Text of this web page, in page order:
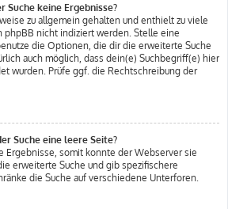
Suche keine Ergebnisse?
zu allgemein gehalten und enthielt zu viele
phpBB nicht indiziert werden. Stelle eine
die Optionen, die dir die erweiterte Suche
auch möglich, dass dein(e) Suchbegriff(e) hier
wurden. Prüfe ggf. die Rechtschreibung der
Suche eine leere Seite?
Ergebnisse, somit konnte der Webserver sie
erweiterte Suche und gib spezifischere
die Suche auf verschiedene Unterforen.